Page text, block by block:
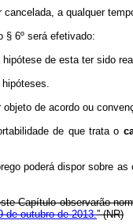
cancelada, a qualquer
§ 6º será efetivado:
de esta ter sido
objeto de acordo ou
de que trata o
poderá dispor sobre
Capítulo observarão
de outubro de 2013.” (NR)